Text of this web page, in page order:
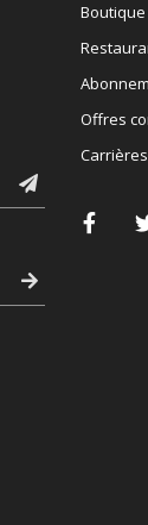
Boutique
Offres
Carrières